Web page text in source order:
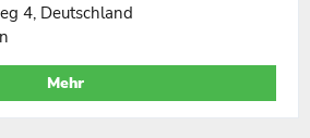
4, Deutschland
Mehr